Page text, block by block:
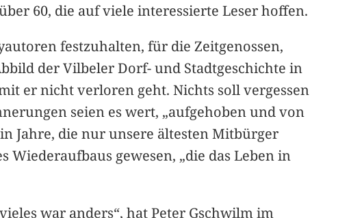
60, die auf viele interessierte Leser hoffen.
festzuhalten, für die Zeitgenossen,
der Vilbeler Dorf- und Stadtgeschichte in
er nicht verloren geht. Nichts soll vergessen
seien es wert, „aufgehoben und von
Jahre, die nur unsere ältesten Mitbürger
Wiederaufbaus gewesen, „die das Leben in
war anders“, hat Peter Gschwilm im